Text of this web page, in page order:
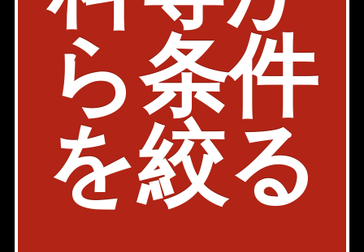
ら条件
を絞る
Page Top
Back
お問い合わせ 会社概要 店舗情報
書式ダウンロード
プライバシーポリシー 物件カタログ AXEL TV
スマートフォン版 PC版